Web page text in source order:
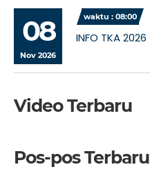
08
Nov 2026
waktu : 08:00
INFO TKA 2026
Video Terbaru
Pos-pos Terbaru